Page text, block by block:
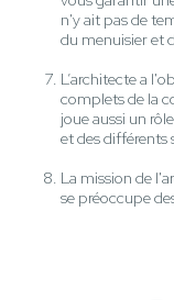
n'y ait pas de
du menuisier et
L’architecte a
complets de la
joue aussi un
et des différents
La mission de
se préoccupe